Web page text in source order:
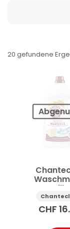
20 gefundene
CHF